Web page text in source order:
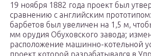
19 ноября 1882 года проект был
сравнению с английским
барбетов был увеличен на 1,5 м,
мм орудия Обуховского завода;
расположение машинно-котельной
проект которой разрабатывался в